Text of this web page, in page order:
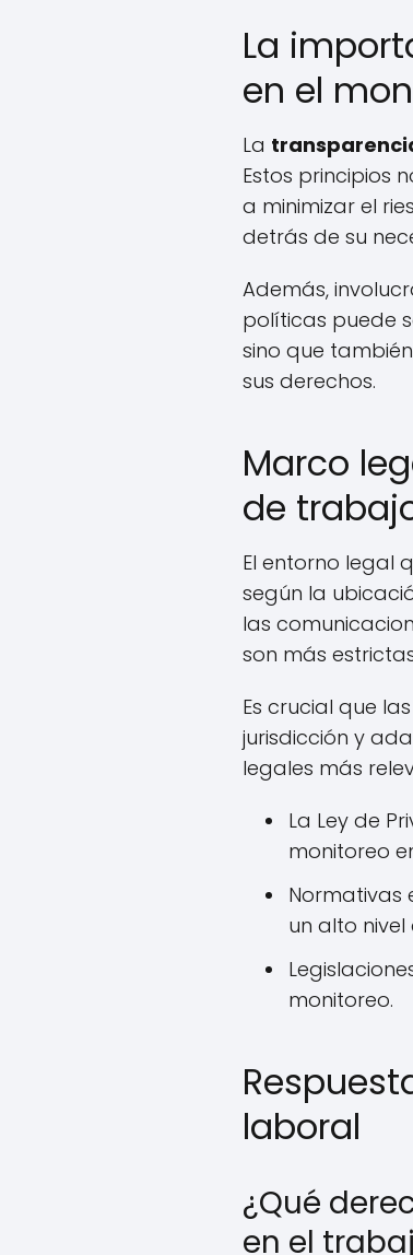
La
en el
La
Estos principios
a minimizar el
detrás de su
Además,
políticas puede
sino que
sus derechos.
Marco
de
El entorno legal
según la
las
son más
Es crucial que
jurisdicción y
legales más
La Ley de
monitoreo
Normativas
un alto
monitoreo.
laboral
¿Qué
en el